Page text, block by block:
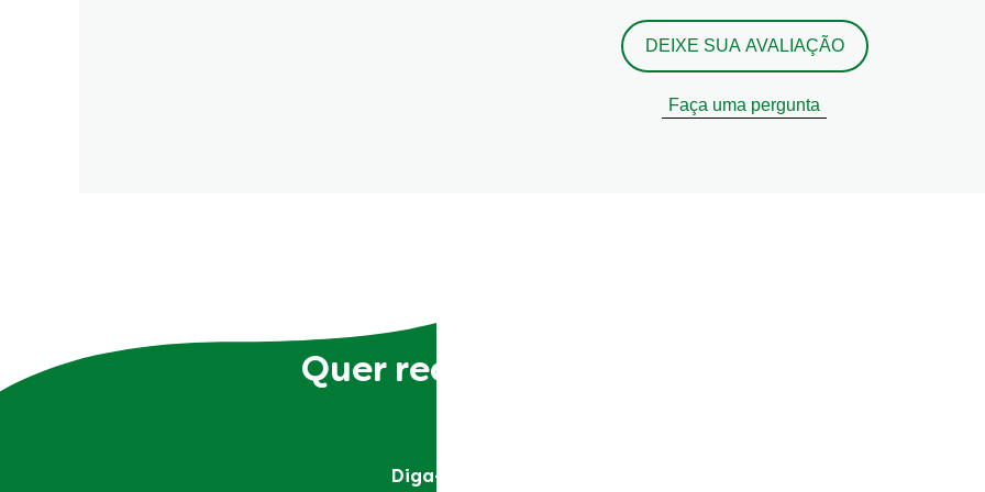
DEIXE SUA AVALIAÇÃO
Faça uma pergunta
Quer receber receitas, dicas e truques
Diga-nos quais são as suas preferências culinárias e nós